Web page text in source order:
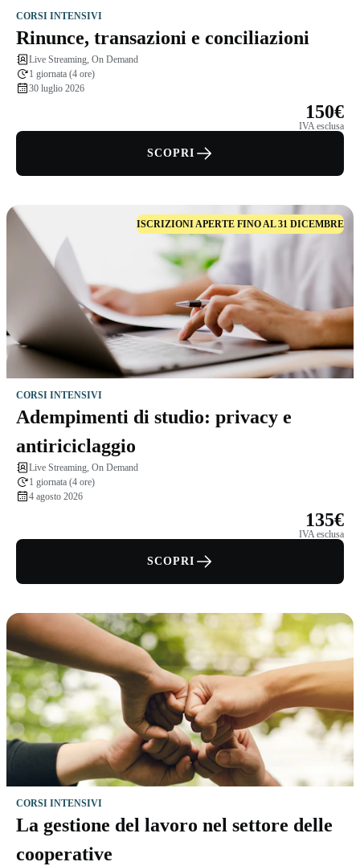
CORSI INTENSIVI
Rinunce, transazioni e conciliazioni
Live Streaming, On Demand
1 giornata (4 ore)
30 luglio 2026
150€
IVA esclusa
SCOPRI
ISCRIZIONI APERTE FINO AL 31 DICEMBRE
CORSI INTENSIVI
Adempimenti di studio: privacy e
antiriciclaggio
Live Streaming, On Demand
1 giornata (4 ore)
4 agosto 2026
135€
IVA esclusa
SCOPRI
CORSI INTENSIVI
La gestione del lavoro nel settore delle
cooperative